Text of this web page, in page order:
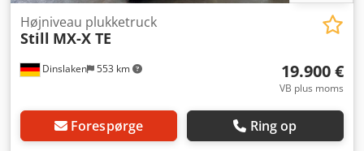
Dinslaken 553 km
Højniveau plukketruck
Still MX-X TE
19.900 €
VB plus moms
Forespørge Ring op